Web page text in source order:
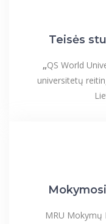
Teisės
„QS World
universitetų
MRU Mokymų